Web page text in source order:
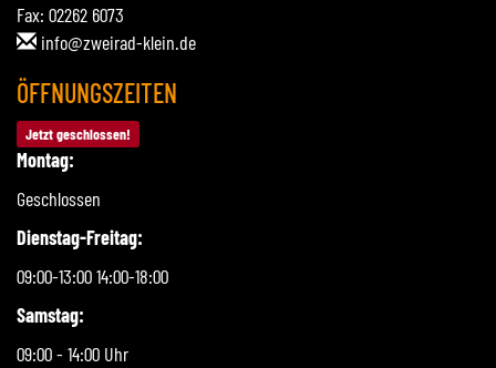
Fax: 02262 6073
info@zweirad-klein.de
ÖFFNUNGSZEITEN
Jetzt geschlossen!
Montag:
Geschlossen
Dienstag-Freitag:
09:00-13:00 14:00-18:00
Samstag:
09:00 - 14:00 Uhr